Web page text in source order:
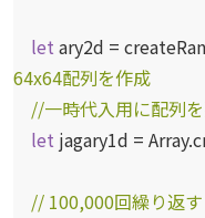
let ary2d =
64x64配列を作成
//一時代入用に配列
let jagary1d =
// 100,000回繰り返す